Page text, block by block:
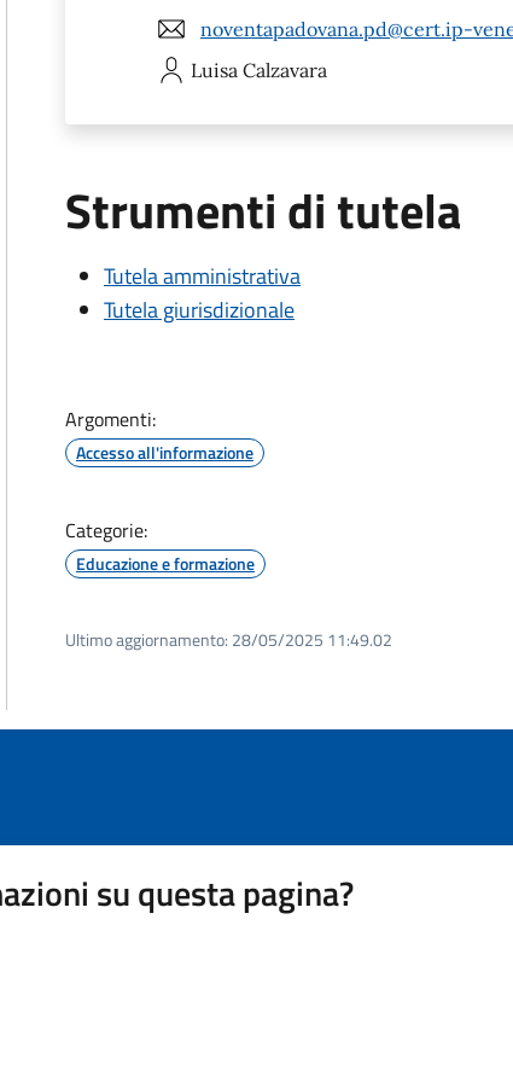
noventapadovana.pd@cert.ip-
Luisa Calzavara
Strumenti di tutela
Tutela amministrativa
Tutela giurisdizionale
Argomenti:
Accesso all'informazione
Categorie:
Educazione e formazione
Ultimo aggiornamento: 28/05/2025 11:49.02
su questa pagina?